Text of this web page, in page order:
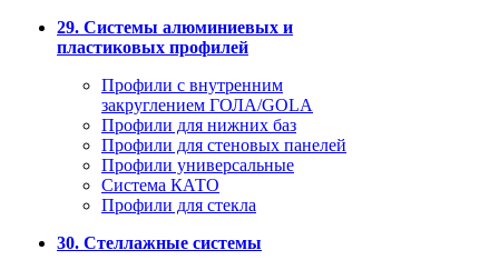
29. Системы алюминиевых и
пластиковых профилей
Профили с внутренним
закруглением ГОЛА/GOLA
Профили для нижних баз
Профили для стеновых панелей
Профили универсальные
Система КАТО
Профили для стекла
30. Стеллажные системы